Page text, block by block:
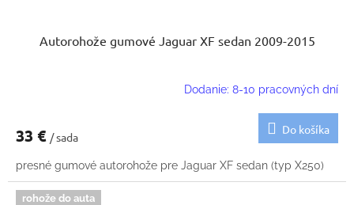
Autorohože gumové Jaguar XF sedan 2009-2015
Dodanie: 8-10 pracovných dní
33 € / sada
Do košíka
presné gumové autorohože pre Jaguar XF sedan (typ X250)
rohože do auta